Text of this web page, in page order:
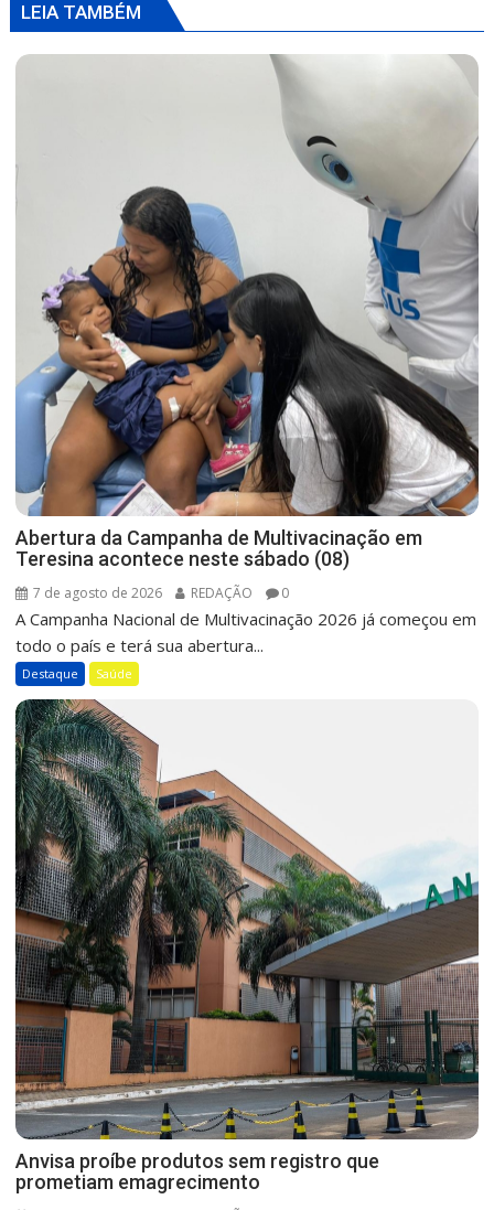
LEIA TAMBÉM
Abertura da Campanha de Multivacinação em
Teresina acontece neste sábado (08)
7 de agosto de 2026 REDAÇÃO 0
A Campanha Nacional de Multivacinação 2026 já começou em
todo o país e terá sua abertura...
Destaque Saúde
Anvisa proíbe produtos sem registro que
prometiam emagrecimento